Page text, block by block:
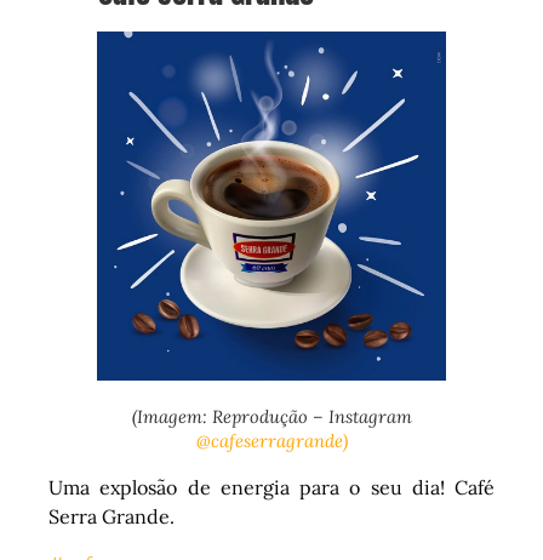
(Imagem: Reprodução – Instagram
@cafeserragrande)
Uma explosão de energia para o seu dia! Café
Serra Grande.